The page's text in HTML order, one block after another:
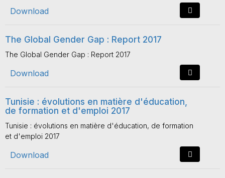
Download
The Global Gender Gap : Report 2017
The Global Gender Gap : Report 2017
Download
Tunisie : évolutions en matière d'éducation,
de formation et d'emploi 2017
Tunisie : évolutions en matière d'éducation, de formation
et d'emploi 2017
Download